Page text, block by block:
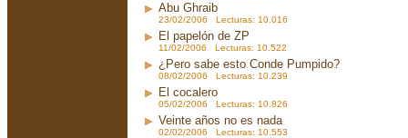
Abu Ghraib
23/02/2006 Lecturas: 10.016
El papelón de ZP
11/02/2006 Lecturas: 10.522
¿Pero sabe esto Conde Pumpido?
08/02/2006 Lecturas: 10.239
El cocalero
05/02/2006 Lecturas: 10.826
Veinte años no es nada
02/02/2006 Lecturas: 10.553